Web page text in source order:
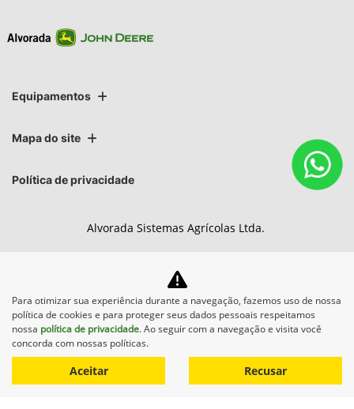
Equipamentos
Mapa do site
Política de privacidade
Alvorada Sistemas Agrícolas Ltda.
No trânsito, enxergar o outro
salva vidas.
Para otimizar sua experiência durante a navegação, fazemos uso de nossa
política de cookies e para proteger seus dados pessoais respeitamos
nossa política de privacidade. Ao seguir com a navegação e visita você
concorda com nossas políticas.
Aceitar Recusar